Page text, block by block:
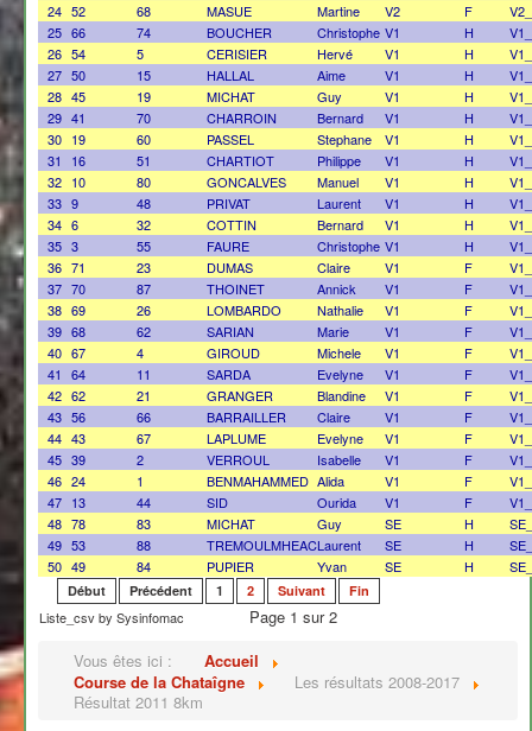
24 52 68 MASUE Martine V2 F
25 66 74 BOUCHER Christophe V1 H
26 54 5 CERISIER Hervé V1 H
27 50 15 HALLAL Aime V1 H
28 45 19 MICHAT Guy V1 H
29 41 70 CHARROIN Bernard V1 H
30 19 60 PASSEL Stephane V1 H
31
16 51 CHARTIOT Philippe V1 H
32 10 80 GONCALVES Manuel V1 H
33 9 48 PRIVAT Laurent V1 H
34 6 32 COTTIN Bernard V1 H
35 3 55 FAURE Christophe V1 H
36 71 23 DUMAS Claire V1 F
37 70 87 THOINET Annick V1 F
38 69 26 LOMBARDO Nathalie V1 F
39 68 62 SARIAN Marie V1 F
40 67 4 GIROUD Michele V1 F
41
64 11 SARDA Evelyne V1 F
42 62 21 GRANGER Blandine V1 F
43 56 66 BARRAILLER Claire V1 F
44 43 67 LAPLUME Evelyne V1 F
45 39 2 VERROUL Isabelle V1 F
46 24 1 BENMAHAMMED Alida V1 F
47 13 44 SID Ourida V1 F
48 78 83 MICHAT Guy SE H
49 53 88 TREMOULMHEACLaurent SE H
50 49 84 PUPIER Yvan SE H
Début Précédent 1 2 Suivant Fin
Liste_csv by Sysinfomac
Page 1 sur 2
Vous êtes ici :
Accueil
Course de la Chataîgne
Les résultats 2008-2017
Résultat 2011 8km